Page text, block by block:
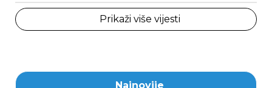
Prikaži više vijesti
Najnovije